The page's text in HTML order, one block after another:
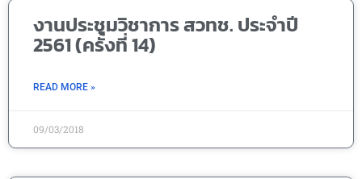
งานประชุมวิชาการ สวทช. ประจำปี
2561 (ครั้งที่ 14)
READ MORE »
09/03/2018